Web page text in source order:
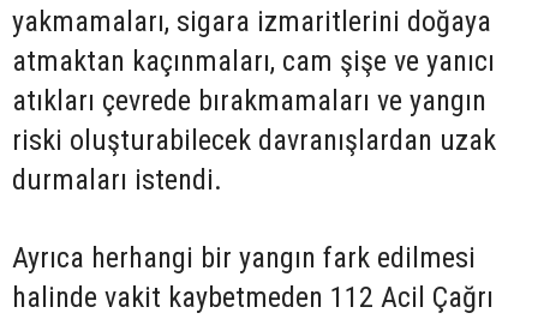
yakmamaları, sigara izmaritlerini doğaya
atmaktan kaçınmaları, cam şişe ve yanıcı
atıkları çevrede bırakmamaları ve yangın
riski oluşturabilecek davranışlardan uzak
durmaları istendi.
Ayrıca herhangi bir yangın fark edilmesi
halinde vakit kaybetmeden 112 Acil Çağrı